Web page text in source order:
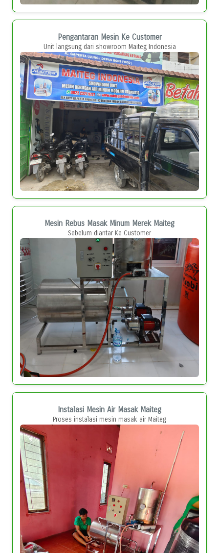
Pengantaran Mesin Ke Customer
Unit langsung dari showroom Maiteg Indonesia
Mesin Rebus Masak Minum Merek Maiteg
Sebelum diantar Ke Customer
Instalasi Mesin Air Masak Maiteg
Proses instalasi mesin masak air Maiteg